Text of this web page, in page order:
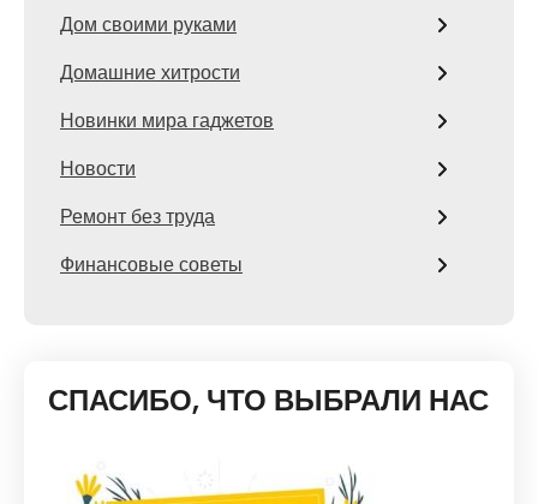
Дом своими руками
Домашние хитрости
Новинки мира гаджетов
Новости
Ремонт без труда
Финансовые советы
СПАСИБО, ЧТО ВЫБРАЛИ НАС